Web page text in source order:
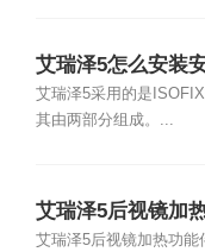
艾瑞泽5怎么安装
安全座椅是哪种接
艾瑞泽5采用的是
其由两部分组成。...
艾瑞泽5后视镜加
视镜加热怎么用
艾瑞泽5后视镜加热功能